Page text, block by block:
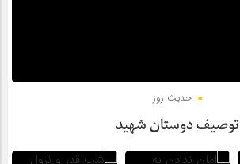
حدیث روز
توصیف دوستان شهید